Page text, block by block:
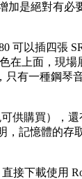
加是絕對有
以插四張
上面，現
只有一種鋼
供購買），
記憶體的存
接下載使用